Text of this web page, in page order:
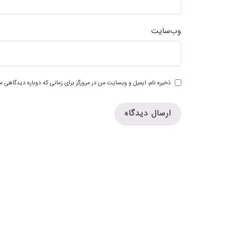
وب‌سایت
ذخیره نام، ایمیل و وبسایت من در مرورگر برای زمانی که دوباره